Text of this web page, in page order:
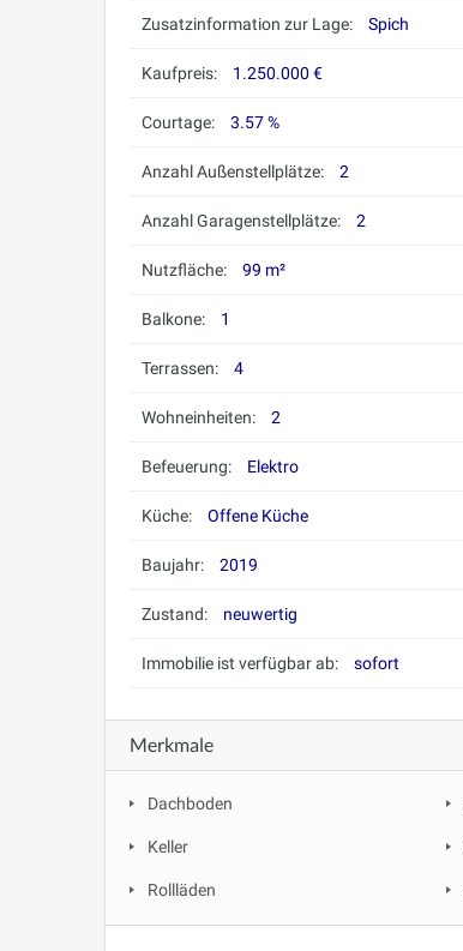
Zusatzinformation zur Lage: Spich
Kaufpreis: 1.250.000 €
Courtage: 3.57 %
Anzahl Außenstellplätze: 2
Anzahl Garagenstellplätze: 2
Nutzfläche: 99 m²
Balkone: 1
Terrassen: 4
Wohneinheiten: 2
Befeuerung: Elektro
Küche: Offene Küche
Baujahr: 2019
Zustand: neuwertig
Immobilie ist verfügbar ab: sofort
Merkmale
Dachboden
Keller
Rollläden